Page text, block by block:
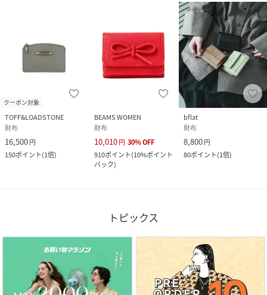
牛革/天然石（一部 練り石、人工ガラス）
FREE
JM4907_Ha
Ha-2008-729-100-F JM4907)
クーポン対象
TOFF&LOADSTONE
財布
16,500円
150ポイント(1倍)
BEAMS WOMEN
財布
10,010円 30%OFF
910ポイント(10%ポイント
バック)
bflat
財布
8,800円
80ポイント(1倍)
トピックス